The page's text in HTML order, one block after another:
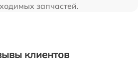
запчастей.
клиентов